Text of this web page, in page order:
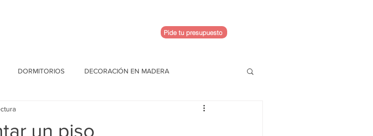
Pide tu presupuesto
DORMITORIOS DECORACIÓN EN MADERA
un piso